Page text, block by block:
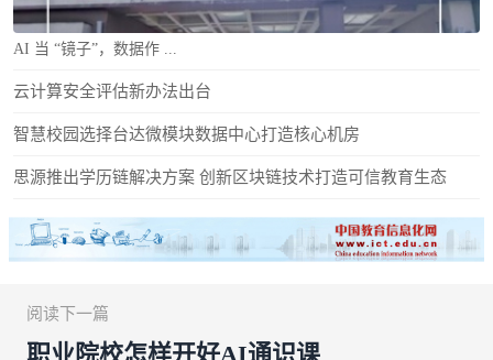
AI 当 “镜子”，数据作 ...
云计算安全评估新办法出台
智慧校园选择台达微模块数据中心打造核心机房
思源推出学历链解决方案 创新区块链技术打造可信教育生态
阅读下一篇
职业院校怎样开好AI通识课